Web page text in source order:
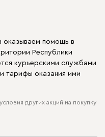
оказываем помощь в
Республики
курьерскими службами
тарифы оказания ими
других акций на покупку